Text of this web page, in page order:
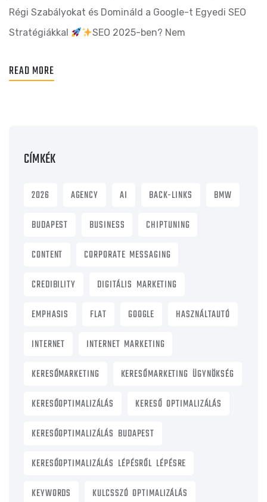
Régi Szabályokat és Domináld a Google-t Egyedi SEO
Stratégiákkal
SEO 2025-ben? Nem
READ MORE
CÍMKÉK
2026 AGENCY AI BACK-LINKS
BMW
BUDAPEST
BUSINESS
CHIPTUNING
CONTENT
CORPORATE MESSAGING
CREDIBILITY
DIGITÁLIS MARKETING
EMPHASIS
FLAT GOOGLE
HASZNÁLTAUTÓ
INTERNET
INTERNET MARKETING
KERESŐMARKETING
KERESŐMARKETING ÜGYNÖKSÉG
KERESŐOPTIMALIZÁLÁS
KERESŐ OPTIMALIZÁLÁS
KERESŐOPTIMALIZÁLÁS BUDAPEST
KERESŐOPTIMALIZÁLÁS LÉPÉSRŐL LÉPÉSRE
KEYWORDS
KULCSSZÓ OPTIMALIZÁLÁS